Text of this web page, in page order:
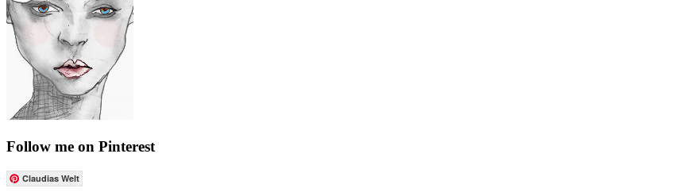
Follow me on Pinterest
Claudias Welt